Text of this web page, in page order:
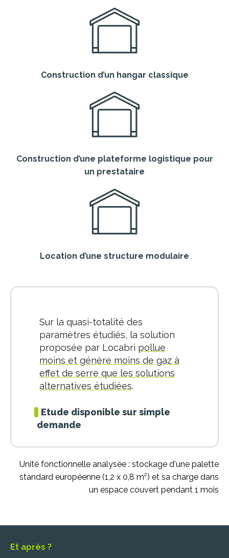
Construction d’un hangar classique
Construction d’une plateforme logistique pour
un prestataire
Location d’une structure modulaire
Sur la quasi-totalité des
paramètres étudiés, la solution
proposée par Locabri pollue
moins et génère moins de gaz à
effet de serre que les solutions
alternatives étudiées.
Etude disponible sur simple
demande
Unité fonctionnelle analysée : stockage d'une palette
standard européenne (1,2 x 0,8 m²) et sa charge dans
un espace couvert pendant 1 mois
Et après ?